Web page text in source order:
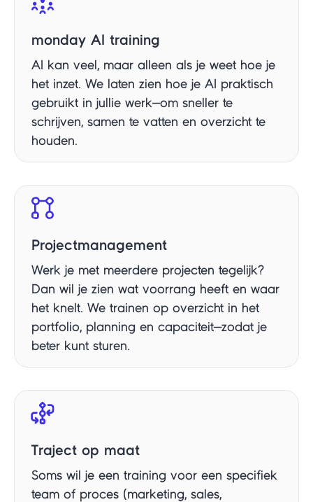
monday AI training
AI kan veel, maar alleen als je weet hoe je
het inzet. We laten zien hoe je AI praktisch
gebruikt in jullie werk—om sneller te
schrijven, samen te vatten en overzicht te
houden.
Projectmanagement
Werk je met meerdere projecten tegelijk?
Dan wil je zien wat voorrang heeft en waar
het knelt. We trainen op overzicht in het
portfolio, planning en capaciteit—zodat je
beter kunt sturen.
Traject op maat
Soms wil je een training voor een specifiek
team of proces (marketing, sales,